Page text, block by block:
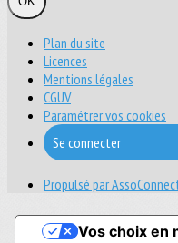
Plan du site
Licences
Mentions légales
CGUV
Paramétrer vos cookies
Se connecter
Propulsé par
Vos choix en